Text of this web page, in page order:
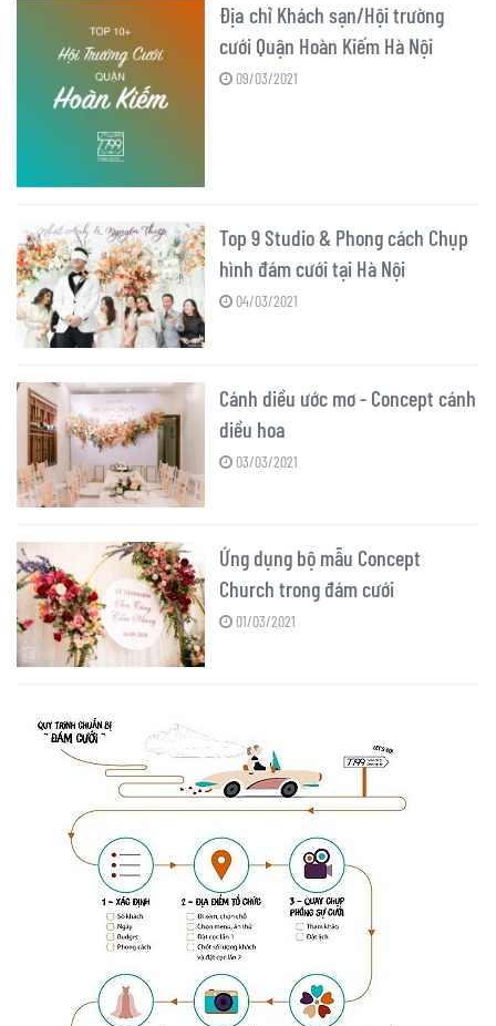
Địa chỉ Khách sạn/Hội trường
cưới Quận Hoàn Kiếm Hà Nội
09/03/2021
Top 9 Studio & Phong cách Chụp
hình đám cưới tại Hà Nội
04/03/2021
Cánh diều ước mơ - Concept cánh
diều hoa
03/03/2021
Ứng dụng bộ mẫu Concept
Church trong đám cưới
01/03/2021